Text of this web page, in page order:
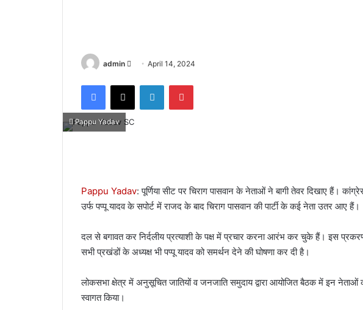
admin
d
a
i
l
April 14, 2024
Pappu Yadav
Pappu Yadav: पूर्णिया सीट पर चिराग पासवान के नेताओं ने बागी तेवर दिखाए हैं।
उर्फ पप्पू यादव के सपोर्ट में राजद के बाद चिराग पासवान की पार्टी के कई नेता उतर आए हैं।
दल से बगावत कर निर्दलीय प्रत्याशी के पक्ष में प्रचार करना आरंभ कर चुके हैं। इस
सभी प्रखंडों के अध्यक्ष भी पप्पू यादव को समर्थन देने की घोषणा कर दी है।
लोकसभा क्षेत्र में अनुसूचित जातियों व जनजाति समुदाय द्वारा आयोजित बैठक में इन नेताओं
स्वागत किया।